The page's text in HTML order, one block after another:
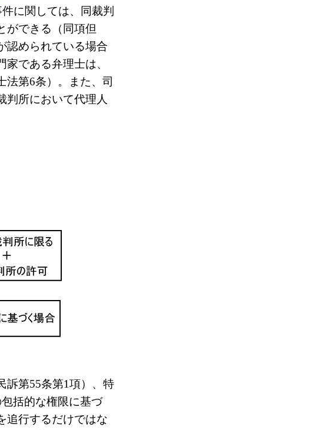
に関しては、同裁判
ができる（同項但
認められている場合
である弁理士は、
法第6条）。また、司
判所において代理人
第55条第1項）、特
括的な権限に基づ
追行するだけではな